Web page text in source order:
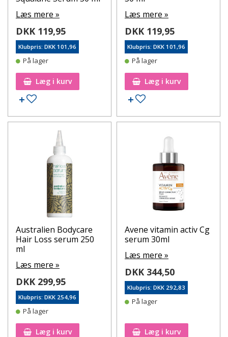
Læs mere »
DKK 119,95
Klubpris: DKK 101,96
På lager
Læg i kurv
Tilføj til ønskeseddel
Læs mere »
DKK 119,95
Klubpris: DKK 101,96
På lager
Læg i kurv
Tilføj til ønskeseddel
Australien Bodycare
Hair Loss serum 250
ml
Læs mere »
DKK 299,95
Klubpris: DKK 254,96
På lager
Læg i kurv
Avene vitamin activ Cg
serum 30ml
Læs mere »
DKK 344,50
Klubpris: DKK 292,83
På lager
Læg i kurv